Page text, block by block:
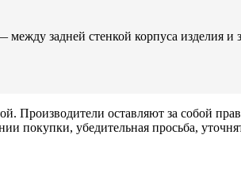
задней стенкой корпуса изделия и
Производители оставляют за собой
покупки, убедительная просьба,